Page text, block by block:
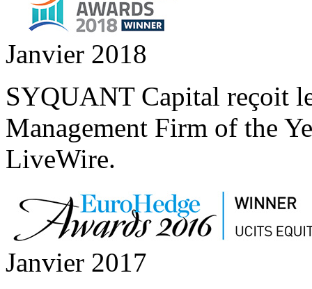
Janvier 2018
SYQUANT Capital reçoit
Management Firm of the
LiveWire.
Janvier 2017